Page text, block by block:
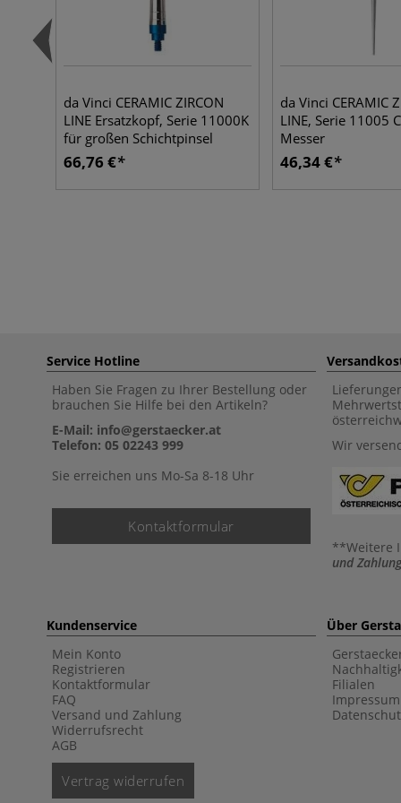
da Vinci CERAMIC ZIRCON
LINE Ersatzkopf, Serie 11000K
für großen Schichtpinsel
66,76 €
da Vinci CERAMIC
LINE, Serie 11005
Messer
46,34 €
Service Hotline
Haben Sie Fragen zu Ihrer Bestellung oder
brauchen Sie Hilfe bei den Artikeln?
E-Mail: info@gerstaecker.at
Telefon: 05 02243 999
Sie erreichen uns Mo-Sa 8-18 Uhr
Kontaktformular
Wir
**Weitere
und
Kundenservice
Mein Konto
Registrieren
Kontaktformular
FAQ
Versand und Zahlung
Widerrufsrecht
AGB
Vertrag widerrufen
Über
Filialen
Impressum